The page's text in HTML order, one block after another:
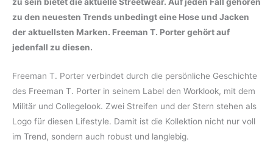
zu den neuesten Trends unbedingt eine Hose und Jacken
der aktuellsten Marken. Freeman T. Porter gehört auf
jedenfall zu diesen.
Freeman T. Porter verbindet durch die persönliche Geschichte
des Freeman T. Porter in seinem Label den Worklook, mit dem
Militär und Collegelook. Zwei Streifen und der Stern stehen als
Logo für diesen Lifestyle. Damit ist die Kollektion nicht nur voll
im Trend, sondern auch robust und langlebig.